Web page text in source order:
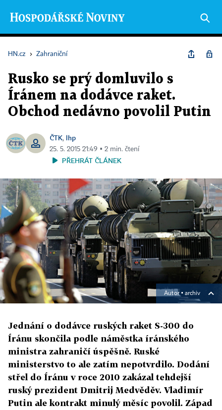
HN.cz › Zahraniční
Rusko se prý domluvilo s
Íránem na dodávce raket.
Obchod nedávno povolil Putin
ČTK, lhp
25. 5. 2015 21:49 ▪ 2 min. čtení
PŘEHRÁT ČLÁNEK
Autor ▪ archiv
Jednání o dodávce ruských raket S-300 do
Íránu skončila podle náměstka íránského
ministra zahraničí úspěšně. Ruské
ministerstvo to ale zatím nepotvrdilo. Dodání
střel do Íránu v roce 2010 zakázal tehdejší
ruský prezident Dmitrij Medvěděv. Vladimír
Putin ale kontrakt minulý měsíc povolil. Západ